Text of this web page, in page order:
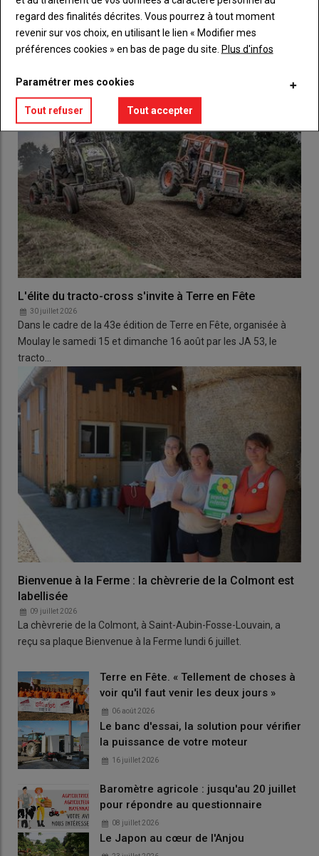
LES PLUS LUS
L'élite du tracto-cross s'invite à Terre en Fête
30 juillet 2026
Dans le cadre de la 43e édition de Terre en Fête, organisée à
Moulay le samedi 15 et dimanche 16 août par les JA 53, le
tracto…
Bienvenue à la Ferme : la chèvrerie de la Colmont est
labellisée
09 juillet 2026
La chèvrerie de la Colmont, à Saint-Aubin-Fosse-Louvain, a
reçu sa plaque Bienvenue à la Ferme lundi 6 juillet.
Terre en Fête. « Tellement de choses à
voir qu'il faut venir les deux jours »
06 août 2026
Le banc d'essai, la solution pour vérifier
la puissance de votre moteur
16 juillet 2026
Baromètre agricole : jusqu'au 20 juillet
pour répondre au questionnaire
08 juillet 2026
Le Japon au cœur de l'Anjou
regard des finalités décrites. Vous pourrez à tout moment
revenir sur vos choix, en utilisant le lien « Modifier mes
préférences cookies » en bas de page du site. Plus d'infos
Paramétrer mes cookies
Tout refuser Tout accepter